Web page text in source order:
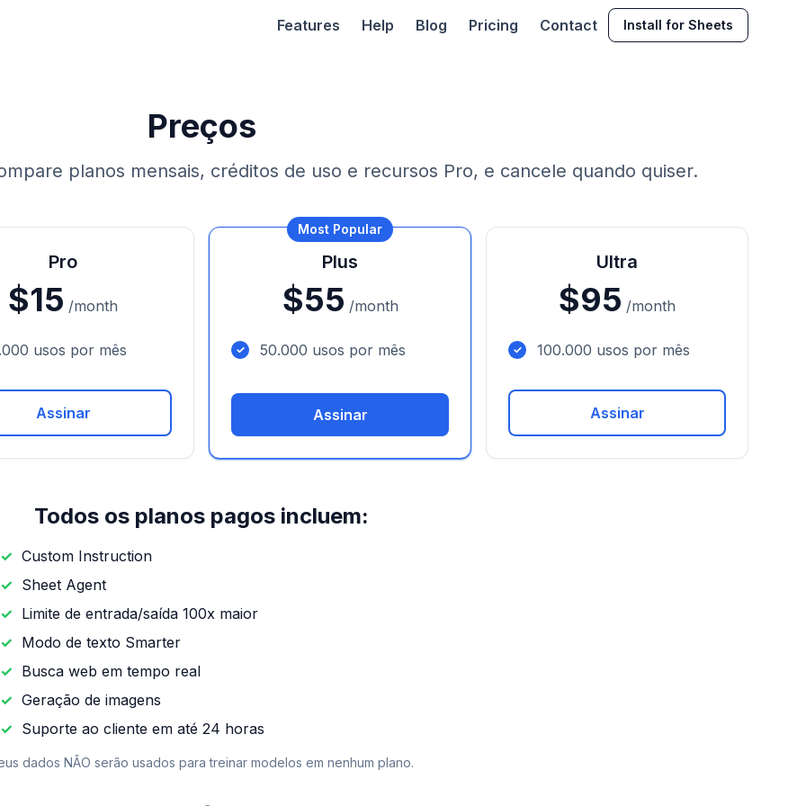
Features Help Blog Pricing Contact Install for Sheets
Preços
planos mensais, créditos de uso e recursos Pro, e cancele quando quiser.
Pro
$15 /month
usos por mês
Assinar
Most Popular
Plus
$55 /month
✓ 50.000 usos por mês
Assinar
Ultra
$95 /month
✓ 100.000 usos por mês
Assinar
Todos os planos pagos incluem:
✓ Custom Instruction
✓ Sheet Agent
✓ Limite de entrada/saída 100x maior
✓ Modo de texto Smarter
✓ Busca web em tempo real
✓ Geração de imagens
✓ Suporte ao cliente em até 24 horas
dados NÃO serão usados para treinar modelos em nenhum plano.